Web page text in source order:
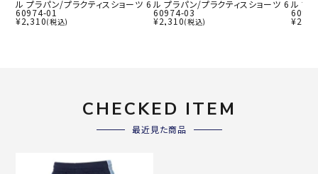
ル プラパン/プラクティスショーツ 6
60974-01
¥2,310(税込)
ル プラパン/プラクティスショーツ 6
60974-03
¥2,310(税込)
ル プ
¥
CHECKED ITEM
最近見た商品